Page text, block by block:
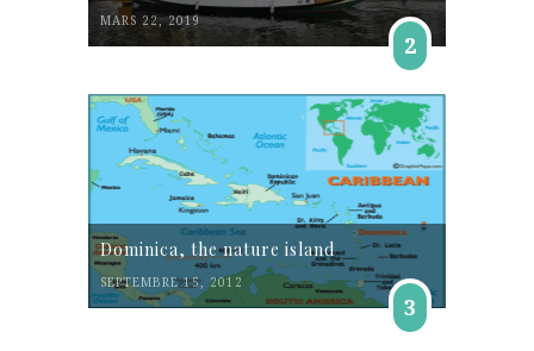
MARS 22, 2019
2
Dominica, the nature island
SEPTEMBRE 15, 2012
3